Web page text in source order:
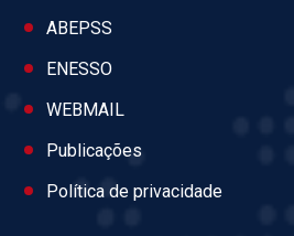
ABEPSS
ENESSO
WEBMAIL
Publicações
Política de privacidade